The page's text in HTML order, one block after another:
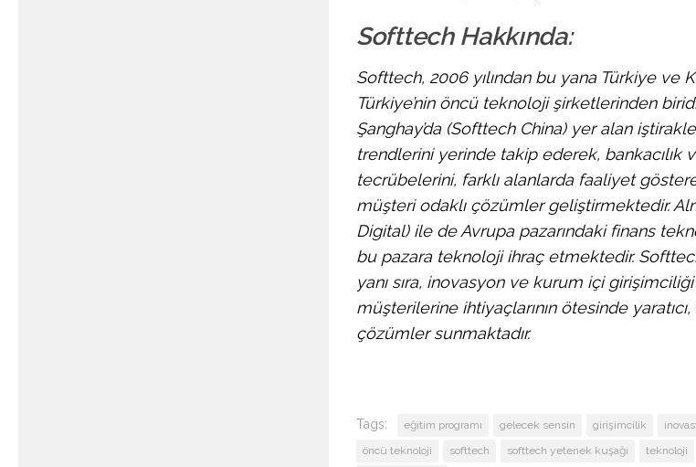
Softtech Hakkında:
Softtech, 2006 yılından bu yana Türkiye ve
Türkiye’nin öncü teknoloji şirketlerinden
Şanghay’da (Softtech China) yer alan
trendlerini yerinde takip ederek, bankacılık
tecrübelerini, farklı alanlarda faaliyet
müşteri odaklı çözümler geliştirmektedir.
Digital) ile de Avrupa pazarındaki finans
bu pazara teknoloji ihraç etmektedir.
yanı sıra, inovasyon ve kurum içi
müşterilerine ihtiyaçlarının ötesinde
çözümler sunmaktadır.
Tags: eğitim programı gelecek sensin girişimcilik
öncü teknoloji
softtech softtech yetenek kuşağı teknoloji